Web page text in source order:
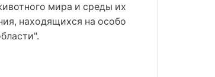
мира и среды их
находящихся на особо